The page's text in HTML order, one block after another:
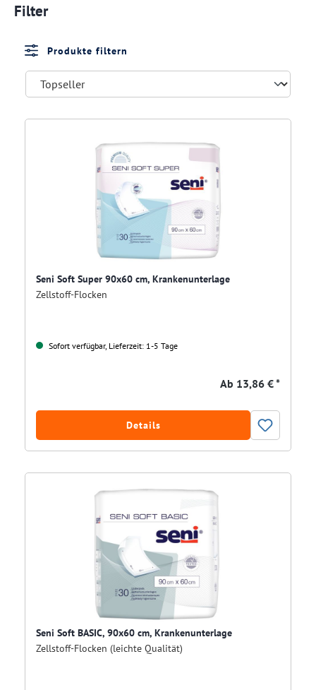
Filter
Produkte filtern
Seni Soft Super 90x60 cm, Krankenunterlage
Zellstoff-Flocken
Sofort verfügbar, Lieferzeit: 1-5 Tage
Ab 13,86 € *
Details
Seni Soft BASIC, 90x60 cm, Krankenunterlage
Zellstoff-Flocken (leichte Qualität)